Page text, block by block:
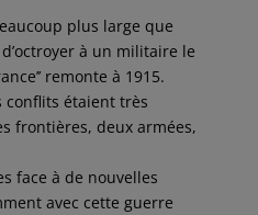
plus large que
à un militaire le
remonte à 1915.
conflits étaient très
frontières, deux armées,
face à de nouvelles
avec cette guerre